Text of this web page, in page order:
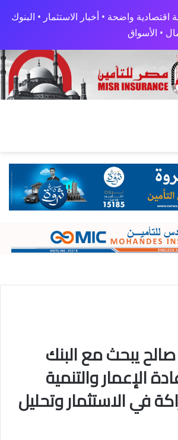
اقتصادية واضحة • أخبار الاستثمار • البنوك
• الأسواق
يبحث مع البنك
الإعمار والتنمية
في الاستثمار وتحليل